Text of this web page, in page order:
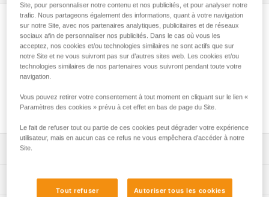
plus d’une personne
Technical Notice
App pour contrôler et suivre vos EPI
Site, pour personnaliser notre contenu et nos publicités, et pour analyser notre
trafic. Nous partageons également des informations, quant à votre navigation
sur notre Site, avec nos partenaires analytiques, publicitaires et de réseaux
sociaux afin de personnaliser nos publicités. Dans le cas où vous les
acceptez, nos cookies et/ou technologies similaires ne sont actifs que sur
notre Site et ne vous suivront pas sur d’autres sites web. Les cookies et/ou
technologies similaires de nos partenaires vous suivront pendant toute votre
navigation.
Vous pouvez retirer votre consentement à tout moment en cliquant sur le lien «
Paramètres des cookies » prévu à cet effet en bas de page du Site.
Le fait de refuser tout ou partie de ces cookies peut dégrader votre expérience
utilisateur, mais en aucun cas ce refus ne vous empêchera d’accéder à notre
Site.
Tout refuser Autoriser tous les cookies